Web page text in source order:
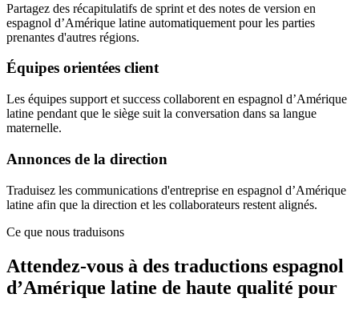
Partagez des récapitulatifs de sprint et des notes de version en
espagnol d’Amérique latine automatiquement pour les parties
prenantes d'autres régions.
Équipes orientées client
Les équipes support et success collaborent en espagnol d’Amérique
latine pendant que le siège suit la conversation dans sa langue
maternelle.
Annonces de la direction
Traduisez les communications d'entreprise en espagnol d’Amérique
latine afin que la direction et les collaborateurs restent alignés.
Ce que nous traduisons
Attendez-vous à des traductions espagnol
d’Amérique latine de haute qualité pour